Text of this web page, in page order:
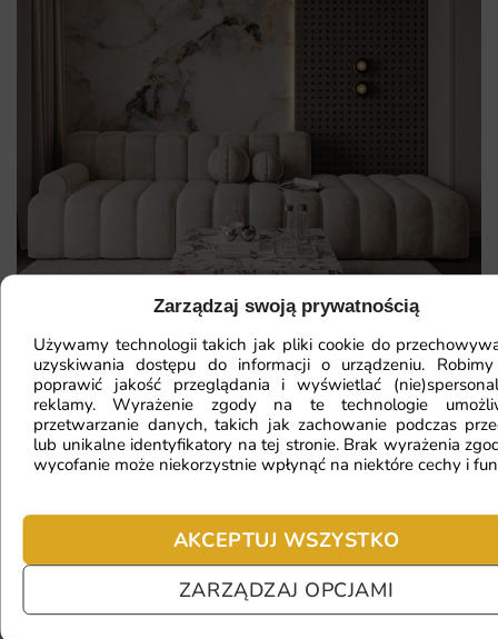
Zarządzaj swoją prywatnością
Używamy technologii takich jak pliki cookie do
uzyskiwania dostępu do informacji o urządzeniu.
poprawić jakość przeglądania i wyświetlać
reklamy. Wyrażenie zgody na te technologie
przetwarzanie danych, takich jak zachowanie podczas
lub unikalne identyfikatory na tej stronie. Brak wyrażenia
wycofanie może niekorzystnie wpłynąć na niektóre cechy i
AKCEPTUJ WSZYSTKO
ZARZĄDZAJ OPCJAMI
Mam ścianę o nietypowym kształcie,
czy da się na niej położyć
fototapetę?
Ile będę czekać na realizację